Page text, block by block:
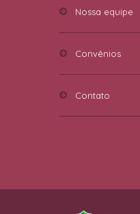
Nossa equipe
Convênios
Contato